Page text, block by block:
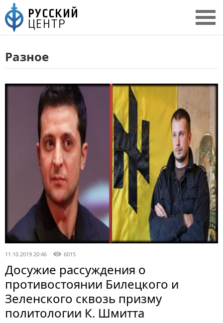
Разное
11.10.2019 20:46 6015
Досужие рассуждения о
противостоянии Билецкого и
Зеленского сквозь призму
политологии К. Шмитта